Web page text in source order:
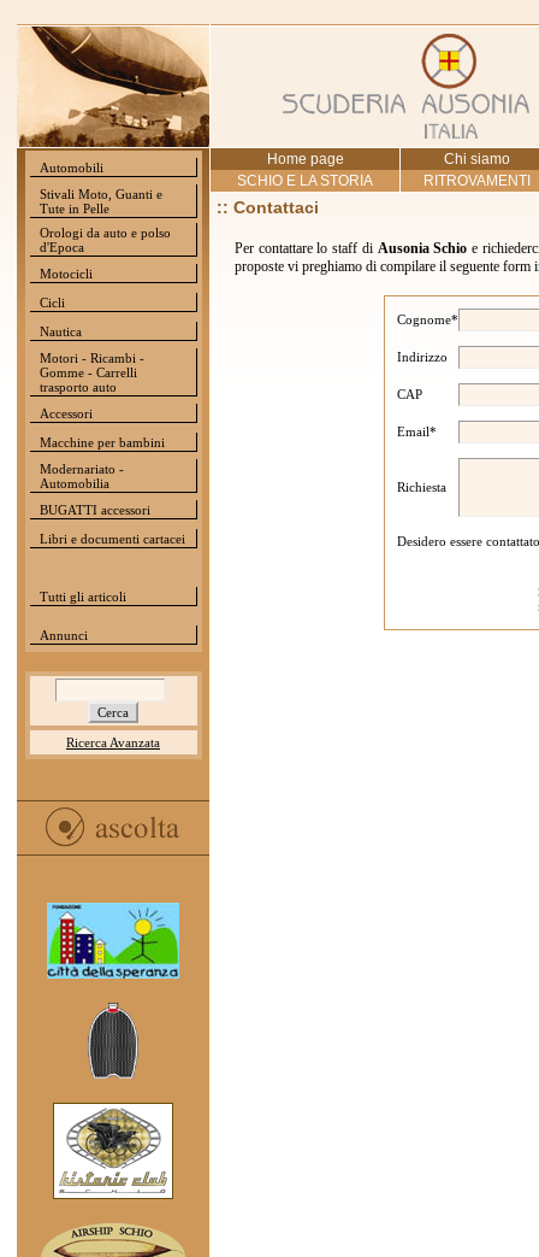
Automobili
Stivali Moto, Guanti e
Tute in Pelle
Orologi da auto e polso
d'Epoca
Motocicli
Cicli
Nautica
Motori - Ricambi -
Gomme - Carrelli
trasporto auto
Accessori
Macchine per bambini
Modernariato -
Automobilia
BUGATTI accessori
Libri e documenti cartacei
Tutti gli articoli
Annunci
Ricerca Avanzata
Home page
Chi siamo
SCHIO E LA STORIA
RITROVAMENTI
:: Contattaci
Per contattare lo staff di Ausonia Schio e
proposte vi preghiamo di compilare il seguente form
Cognome*
Indirizzo
CAP
Email*
Richiesta
Desidero essere